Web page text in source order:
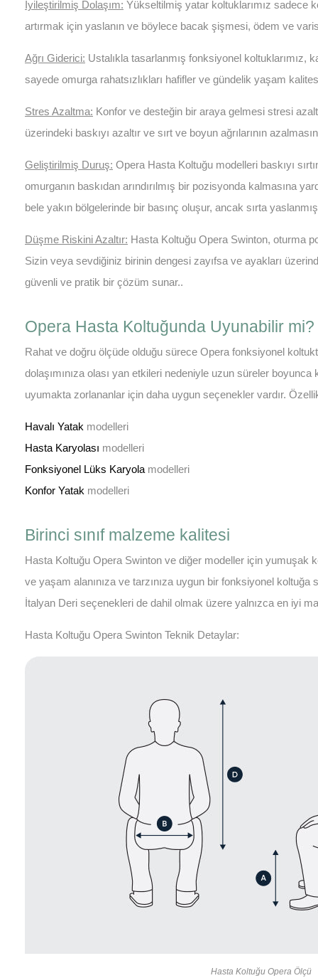
İyileştirilmiş Dolaşım: Yükseltilmiş yatar koltuklarımız sadece
artırmak için yaslanın ve böylece bacak şişmesi, ödem ve
Ağrı Giderici: Ustalıkla tasarlanmış fonksiyonel koltuklarımız,
sayede omurga rahatsızlıkları hafifler ve gündelik yaşam
Stres Azaltma: Konfor ve desteğin bir araya gelmesi stresi
üzerindeki baskıyı azaltır ve sırt ve boyun ağrılarının
Geliştirilmiş Duruş: Opera Hasta Koltuğu modelleri baskıyı
omurganın baskıdan arındırılmış bir pozisyonda kalmasına
bele yakın bölgelerinde bir basınç oluşur, ancak sırta
Düşme Riskini Azaltır: Hasta Koltuğu Opera Swinton, oturma
Sizin veya sevdiğiniz birinin dengesi zayıfsa ve ayakları
güvenli ve pratik bir çözüm sunar..
Opera Hasta Koltuğunda Uyunabilir mi?
Rahat ve doğru ölçüde olduğu sürece Opera fonksiyonel
dolaşımınıza olası yan etkileri nedeniyle uzun süreler
uyumakta zorlananlar için daha uygun seçenekler vardır.
Havalı Yatak modelleri
Hasta Karyolası modelleri
Fonksiyonel Lüks Karyola modelleri
Konfor Yatak modelleri
Birinci sınıf malzeme kalitesi
Hasta Koltuğu Opera Swinton ve diğer modeller için yumuşak
ve yaşam alanınıza ve tarzınıza uygun bir fonksiyonel
İtalyan Deri seçenekleri de dahil olmak üzere yalnızca en iyi
Hasta Koltuğu Opera Swinton Teknik Detaylar:
Hasta Koltuğu Opera Ölçü